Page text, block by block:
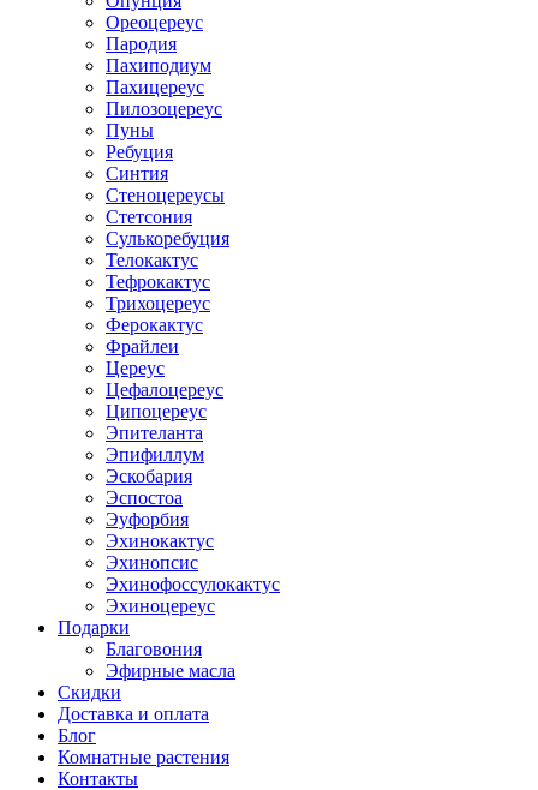
Ореоцереус
Пародия
Пахиподиум
Пахицереус
Пилозоцереус
Пуны
Ребуция
Синтия
Стеноцереусы
Стетсония
Сулькоребуция
Телокактус
Тефрокактус
Трихоцереус
Ферокактус
Фрайлеи
Цереус
Цефалоцереус
Ципоцереус
Эпителанта
Эпифиллум
Эскобария
Эспостоа
Эуфорбия
Эхинокактус
Эхинопсис
Эхинофоссулокактус
Эхиноцереус
Подарки
Благовония
Эфирные масла
Скидки
Доставка и оплата
Блог
Комнатные растения
Контакты